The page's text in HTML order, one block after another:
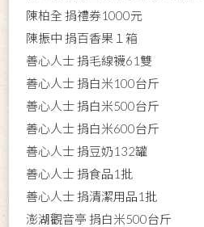
陳柏全 捐禮券1000元
陳振中 捐百香果１箱
善心人士 捐毛線襪61雙
善心人士 捐白米100台斤
善心人士 捐白米500台斤
善心人士 捐白米600台斤
善心人士 捐豆奶132罐
善心人士 捐食品1批
善心人士 捐清潔用品1批
澎湖觀音亭 捐白米500台斤